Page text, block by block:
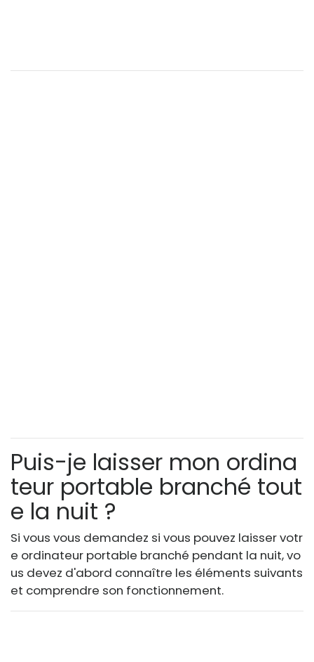
Puis-je laisser mon ordina
teur portable branché tout
e la nuit ?
Si vous vous demandez si vous pouvez laisser votr
e ordinateur portable branché pendant la nuit, vo
us devez d'abord connaître les éléments suivants
et comprendre son fonctionnement.